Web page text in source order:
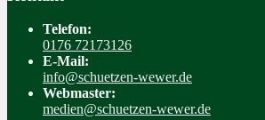
Telefon:
0176 72173126
E-Mail:
info@schuetzen-wewer.de
Webmaster:
medien@schuetzen-wewer.de